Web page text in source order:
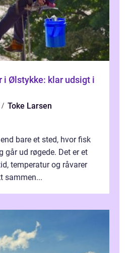
i Ølstykke: klar udsigt i
Toke Larsen
bare et sted, hvor fisk
går ud røgede. Det er et
temperatur og råvarer
sammen...